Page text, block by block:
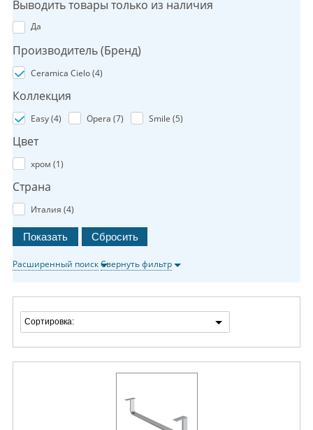
Выводить товары только из наличия
Да
Производитель (Бренд)
Ceramica Cielo (4)
Коллекция
Easy (4) Opera (7) Smile (5)
Цвет
хром (1)
Страна
Италия (4)
Расширенный поискСвернуть фильтр
Сортировка: